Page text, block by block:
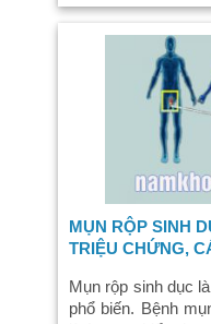
MỤN RỘP SINH
TRIỆU CHỨNG,
Mụn rộp sinh dục
phổ biến. Bệnh